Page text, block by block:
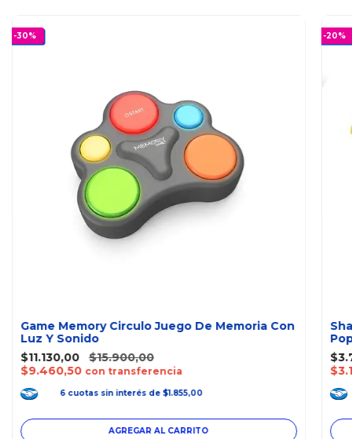
-30%
Game Memory Circulo Juego De Memoria Con
Luz Y Sonido
$11.130,00
$15.900,00
$9.460,50 con transferencia
6 cuotas sin interés de $1.855,00
-20%